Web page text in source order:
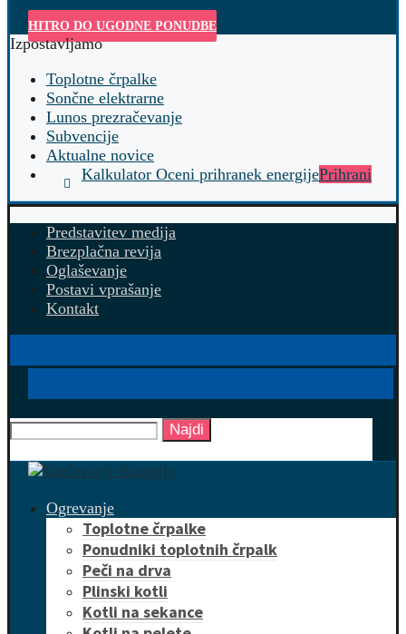
HITRO DO UGODNE PONUDBE
Izpostavljamo
Toplotne črpalke
Sončne elektrarne
Lunos prezračevanje
Subvencije
Aktualne novice
Kalkulator Oceni prihranek energijePrihrani
Predstavitev medija
Brezplačna revija
Oglaševanje
Postavi vprašanje
Kontakt
Najdi
Ogrevanje
Toplotne črpalke
Ponudniki toplotnih črpalk
Peči na drva
Plinski kotli
Kotli na sekance